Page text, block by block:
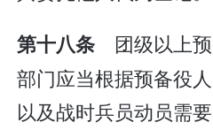
第十八条 团级以上
部门应当根据预备役
以及战时兵员动员需